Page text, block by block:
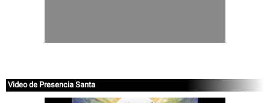
Video de Presencia Santa